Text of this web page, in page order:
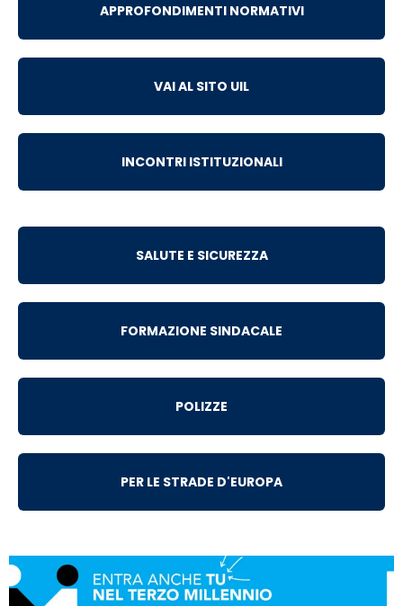
APPROFONDIMENTI NORMATIVI
VAI AL SITO UIL
INCONTRI ISTITUZIONALI
SALUTE E SICUREZZA
FORMAZIONE SINDACALE
POLIZZE
PER LE STRADE D'EUROPA